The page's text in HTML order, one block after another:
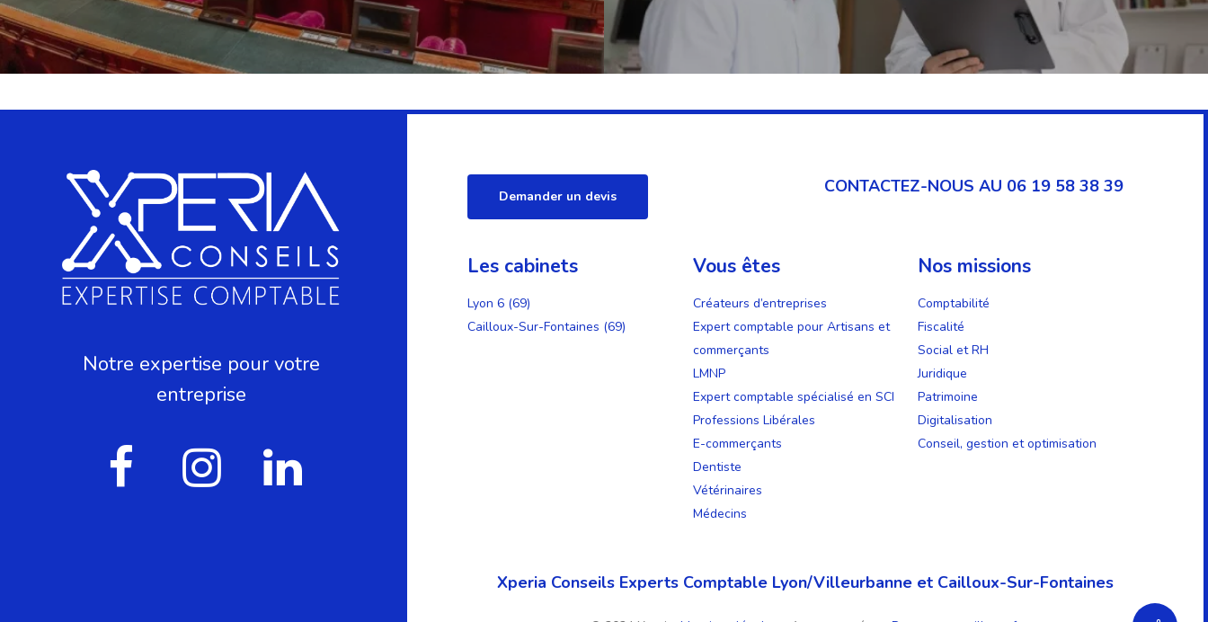
Notre expertise pour votre
entreprise
Demander un devis CONTACTEZ-NOUS AU 06 19 58 38 39
Les cabinets
Lyon 6 (69)
Cailloux-Sur-Fontaines (69)
Vous êtes
Créateurs d’entreprises
Expert comptable pour Artisans et
commerçants
LMNP
Expert comptable spécialisé en SCI
Professions Libérales
E-commerçants
Dentiste
Vétérinaires
Médecins
Nos missions
Comptabilité
Fiscalité
Social et RH
Juridique
Patrimoine
Digitalisation
Conseil, gestion et optimisation
Xperia Conseils Experts Comptable Lyon/Villeurbanne et Cailloux-Sur-Fontaines